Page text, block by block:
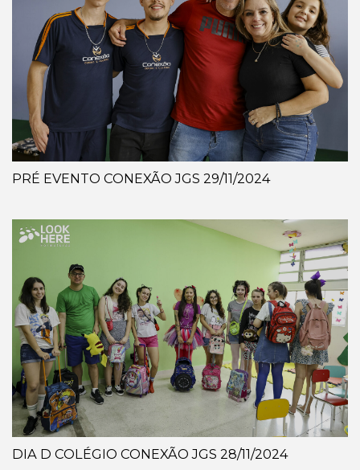
PRÉ EVENTO CONEXÃO JGS 29/11/2024
DIA D COLÉGIO CONEXÃO JGS 28/11/2024